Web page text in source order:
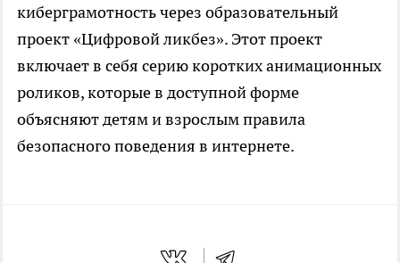
киберграмотность через образовательный
проект «Цифровой ликбез». Этот проект
включает в себя серию коротких анимационных
роликов, которые в доступной форме
объясняют детям и взрослым правила
безопасного поведения в интернете.